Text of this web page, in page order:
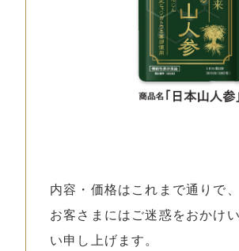
内容・価格はこれまで通りで
お客さまにはご迷惑をおかけ
い申し上げます。